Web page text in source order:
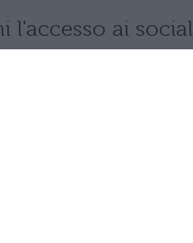
l'accesso ai social